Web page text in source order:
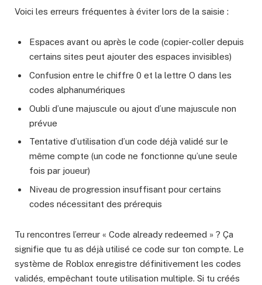
Voici les erreurs fréquentes à éviter lors de la saisie :
Espaces avant ou après le code (copier-coller depuis
certains sites peut ajouter des espaces invisibles)
Confusion entre le chiffre 0 et la lettre O dans les
codes alphanumériques
Oubli d’une majuscule ou ajout d’une majuscule non
prévue
Tentative d’utilisation d’un code déjà validé sur le
même compte (un code ne fonctionne qu’une seule
fois par joueur)
Niveau de progression insuffisant pour certains
codes nécessitant des prérequis
Tu rencontres l’erreur « Code already redeemed » ? Ça
signifie que tu as déjà utilisé ce code sur ton compte. Le
système de Roblox enregistre définitivement les codes
validés, empêchant toute utilisation multiple. Si tu créés